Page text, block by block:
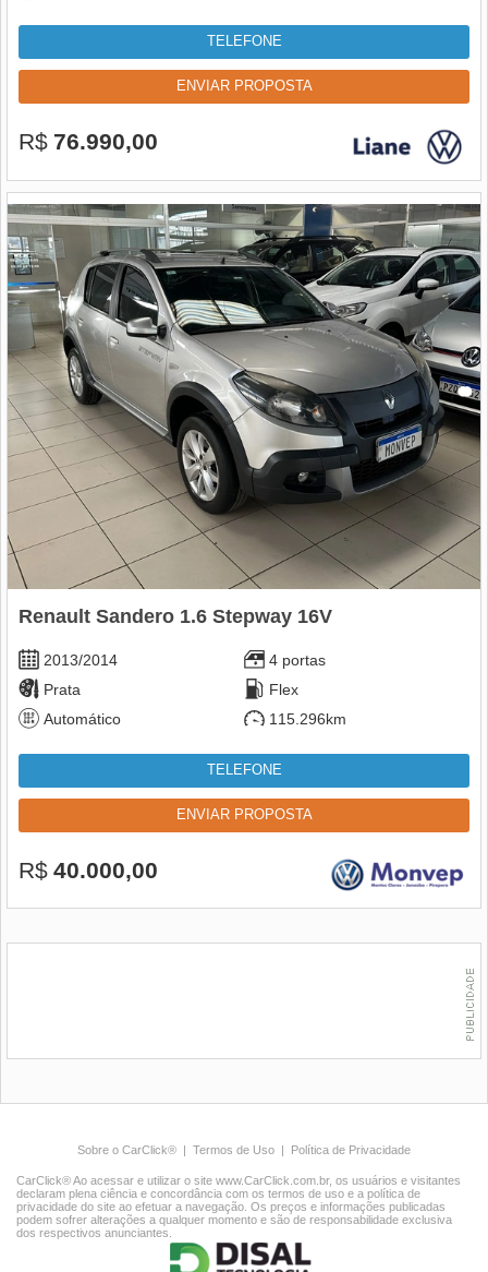
TELEFONE
ENVIAR PROPOSTA
R$ 76.990,00
Renault Sandero 1.6 Stepway 16V
2013/2014
4 portas
Prata
Flex
Automático
115.296km
TELEFONE
ENVIAR PROPOSTA
R$ 40.000,00
Sobre o CarClick® | Termos de Uso | Política de Privacidade
CarClick® Ao acessar e utilizar o site www.CarClick.com.br, os usuários e visitantes
declaram plena ciência e concordância com os termos de uso e a política de
privacidade do site ao efetuar a navegação. Os preços e informações publicadas
podem sofrer alterações a qualquer momento e são de responsabilidade exclusiva
dos respectivos anunciantes.